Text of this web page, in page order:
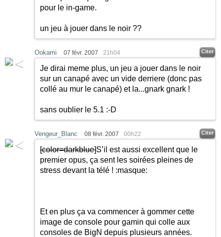
pour le in-game.
un jeu à jouer dans le noir ??
Ookami 07 févr. 2007 21h04 Citer
Je dirai meme plus, un jeu a jouer dans le noir
sur un canapé avec un vide derriere (donc pas
collé au mur le canapé) et la...gnark gnark !
sans oublier le 5.1 :-D
Vengeur_Blanc 08 févr. 2007 00h22 Citer
[color=darkblue]S’il est aussi excellent que le
premier opus, ça sent les soirées pleines de
stress devant la télé ! :masque:
Et en plus ça va commencer à gommer cette
image de console pour gamin qui colle aux
consoles de BigN depuis plusieurs années.